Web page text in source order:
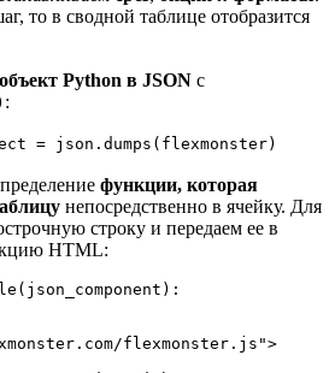
то в сводной таблице отобразится
Python в JSON с
:
= json.dumps(flexmonster)
функции, которая
непосредственно в ячейку. Для
строку и передаем ее в
HTML:
flexmonster.js">